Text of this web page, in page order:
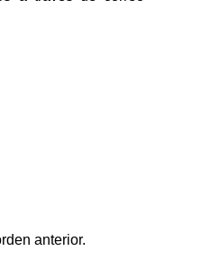
anterior.